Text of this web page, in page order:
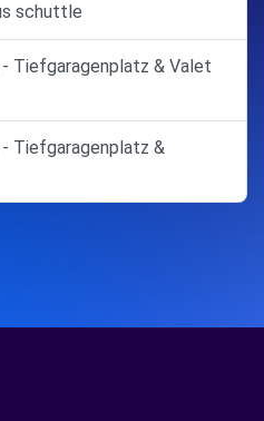
schuttle
Tiefgaragenplatz & Valet
Tiefgaragenplatz &